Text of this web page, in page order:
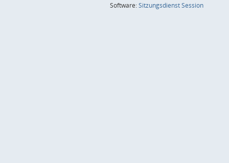
Software:SitzungsdienstSession(Wird in